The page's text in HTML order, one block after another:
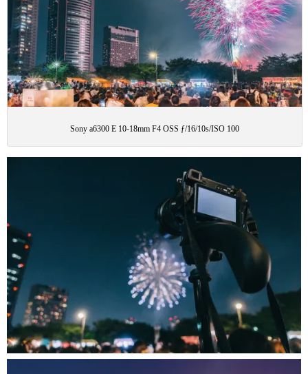
Sony a6300 E 10-18mm F4 OSS ƒ/16/10s/ISO 100